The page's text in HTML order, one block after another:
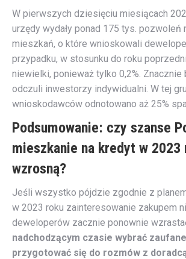
W pierwszych dziesięciu miesiącach
urzędy wydały ponad 175 tys. pozwoleń
mieszkań, o które wnioskowali
przypadku, w stosunku do roku
niewielki, ponieważ tylko 0,2%.
odczuli inwestorzy indywidualni. W tej
wnioskodawców odnotowano aż 25%
Podsumowanie: czy szanse
mieszkanie na kredyt w 2023
wzrosną?
Jeśli wszystko pójdzie zgodnie z
w 2023 roku zainteresowanie zakupem
deweloperów zacznie ponownie
nadchodzącym czasie wybrać
przygotować się do rozmów z